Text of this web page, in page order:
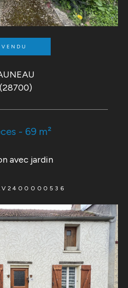
VENDU
(28700)
- 69 m²
avec jardin